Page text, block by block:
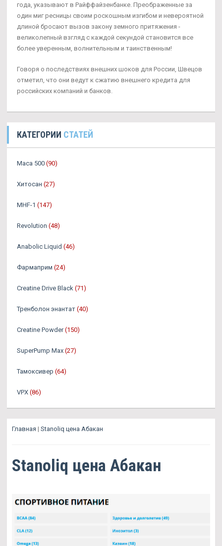
года, указывают в Райффайзенбанке. Преображенные за
один миг ресницы своим роскошным изгибом и невероятной
длиной бросают вызов закону земного притяжения -
великолепный взгляд с каждой секундой становится все
более уверенным, волнительным и таинственным!
Говоря о последствиях внешних шоков для России, Швецов
отметил, что они ведут к сжатию внешнего кредита для
российских компаний и банков.
КАТЕГОРИИ СТАТЕЙ
Maca 500 (90)
Хитосан (27)
MHF-1 (147)
Revolution (48)
Anabolic Liquid (46)
Фармаприм (24)
Creatine Drive Black (71)
Тренболон энантат (40)
Creatine Powder (150)
SuperPump Max (27)
Тамоксивер (64)
VPX (86)
Главная | Stanoliq цена Абакан
Stanoliq цена Абакан